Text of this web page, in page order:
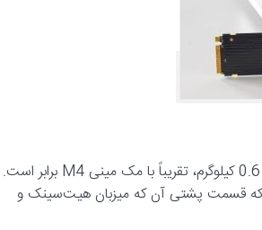
Minisforum AI X1 بسیار سبک و فشرده است. با ابعاد 12.8×12.6×5.2 سانتی‌متر و وزن 0.6 کیلوگرم، تقریباً با مک مینی M4 برابر است.
که قسمت پشتی آن که میزبان هیت‌سینک و